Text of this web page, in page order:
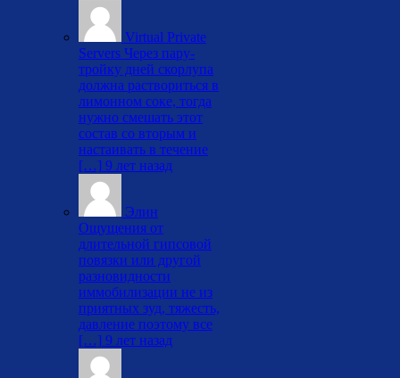
Virtual Private
Servers Через пару-
тройку дней скорлупа
должна раствориться в
лимонном соке, тогда
нужно смешать этот
состав со вторым и
настаивать в течение
[…] 9 лет назад
Элин
Ощущения от
длительной гипсовой
повязки или другой
разновидности
иммобилизации не из
приятных зуд, тяжесть,
давление поэтому все
[…] 9 лет назад